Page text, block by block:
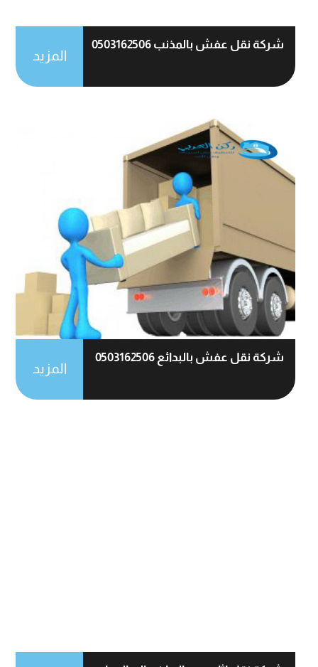
شركة نقل عفش بالمذنب 0503162506
المزيد
شركة نقل عفش بالبدائع 0503162506
المزيد